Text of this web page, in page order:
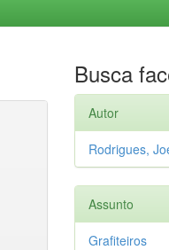
Busca
Autor
Rodrigues,
Assunto
Grafiteiros